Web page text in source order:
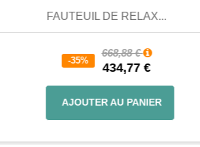
DE RELAX...
668,88 €
434,77 €
AJOUTER AU PANIER